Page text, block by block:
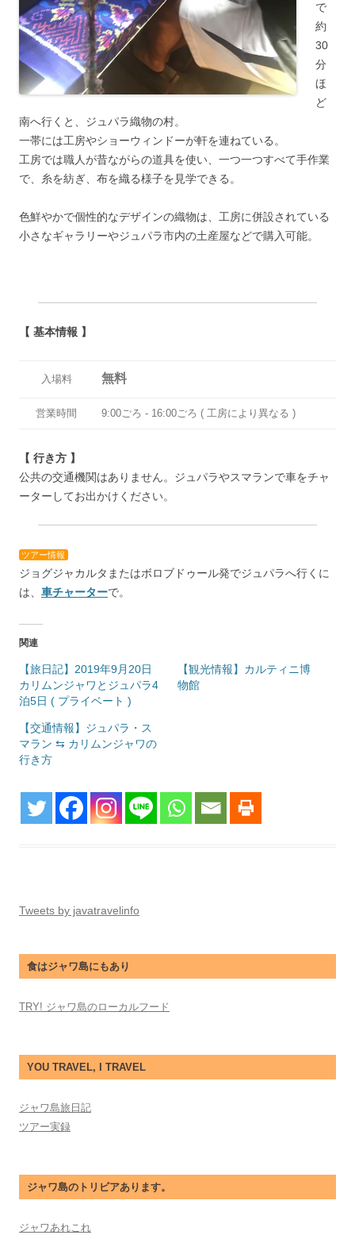
で
約
30
分
ほ
ど
南へ行くと、ジュパラ織物の村。
一帯には工房やショーウィンドーが軒を連ねている。
工房では職人が昔ながらの道具を使い、一つ一つすべて手作業
で、糸を紡ぎ、布を織る様子を見学できる。
色鮮やかで個性的なデザインの織物は、工房に併設されている
小さなギャラリーやジュパラ市内の土産屋などで購入可能。
【 基本情報 】
入場料 無料
営業時間 9:00ごろ ‐ 16:00ごろ ( 工房により異なる )
【 行き方 】
公共の交通機関はありません。ジュパラやスマランで車をチャ
ーターしてお出かけください。
ツアー情報
ジョグジャカルタまたはボロブドゥール発でジュパラへ行くに
は、 車チャーターで。
関連
【旅日記】2019年9月20日
カリムンジャワとジュパラ4
泊5日 ( プライベート )
【観光情報】カルティニ博
物館
【交通情報】ジュパラ・ス
マラン ⇆ カリムンジャワの
行き方
Tweets by javatravelinfo
食はジャワ島にもあり
TRY! ジャワ島のローカルフード
YOU TRAVEL, I TRAVEL
ジャワ島旅日記
ツアー実録
ジャワ島のトリビアあります。
ジャワあれこれ